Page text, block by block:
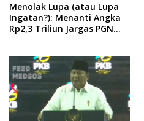
Menolak Lupa (atau Lupa
Ingatan?): Menanti Angka
Rp2,3 Triliun Jargas PGN